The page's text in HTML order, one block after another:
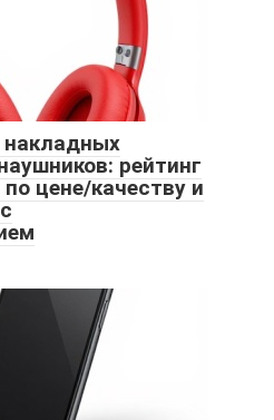
рейтинг
цене/качеству и